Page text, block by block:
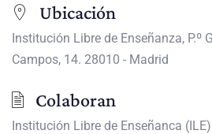
Ubicación
Institución Libre de Enseñanza, P.º
Campos, 14. 28010 - Madrid
Colaboran
Institución Libre de Enseñanca